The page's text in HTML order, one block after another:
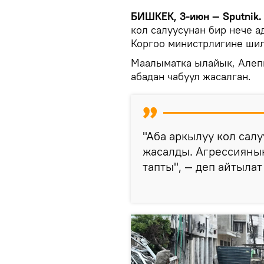
БИШКЕК, 3-июн — Sputnik.
кол салуусунан бир нече
Коргоо министрлигине
Маалыматка ылайык,
абадан чабуул жасалган.
"Аба аркылуу кол
жасалды.
тапты", — деп